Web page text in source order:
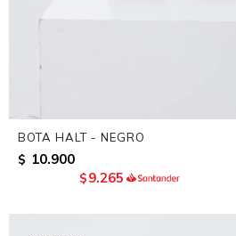
BOTA HALT - NEGRO
$ 10.900
$9.265